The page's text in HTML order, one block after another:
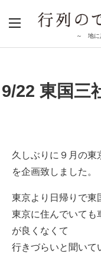
～ 地に
9/22 東国三
久しぶりに９月の東
を企画致しました。
東京より日帰りで東
東京に住んでいても
が良くなくて
行きづらいと聞いて